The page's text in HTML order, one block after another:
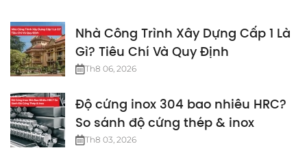
Nhà Công Trình Xây Dựng Cấp 1 Là
Gì? Tiêu Chí Và Quy Định
Th8 06, 2026
Độ cứng inox 304 bao nhiêu HRC?
So sánh độ cứng thép & inox
Th8 03, 2026